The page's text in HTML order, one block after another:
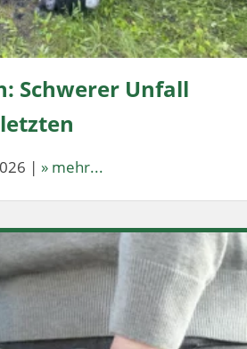
Schwerer Unfall
| » mehr...